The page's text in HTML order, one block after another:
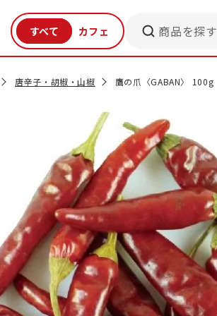
商品を探す
唐辛子・胡椒・山椒 鷹の爪〈GABAN〉 100g